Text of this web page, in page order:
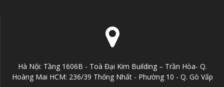
Hà Nội: Tầng 1606B - Toà Đại Kim Building – Trần Hòa- Q.
Hoàng Mai HCM: 236/39 Thống Nhất - Phường 10 - Q. Gò Vấp